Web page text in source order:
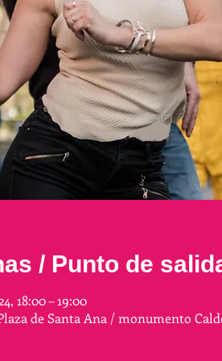
/ Punto de
18:00 – 19:00
de Santa Ana / monumento